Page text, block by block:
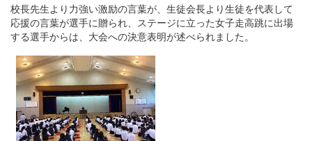
校長先生より力強い激励の言葉が、生徒会長より生徒を代表して
応援の言葉が選手に贈られ、ステージに立った女子走高跳に出場
する選手からは、大会への決意表明が述べられました。